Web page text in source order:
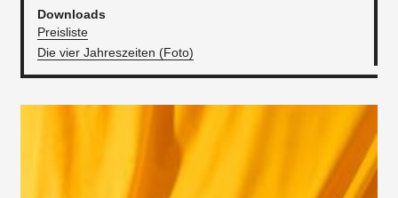
Downloads
Preisliste
Die vier Jahreszeiten (Foto)